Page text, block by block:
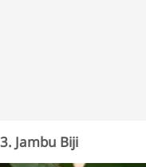
3. Jambu Biji